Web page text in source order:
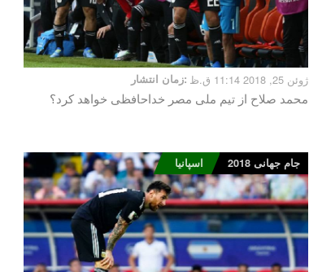
زمان انتشار: ژوئن 25, 2018 11:14 ق.ظ
محمد صلاح از تیم ملی مصر خداحافظی خواهد کرد؟
جام جهانی 2018 اسپانیا